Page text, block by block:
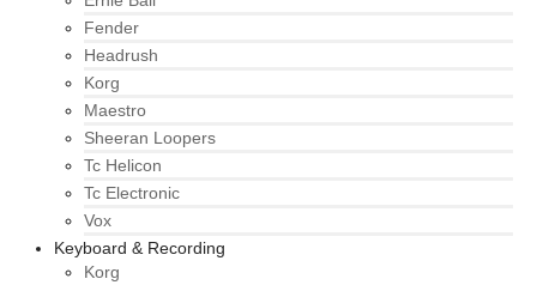
Fender
Headrush
Korg
Maestro
Sheeran Loopers
Tc Helicon
Tc Electronic
Vox
Keyboard & Recording
Korg